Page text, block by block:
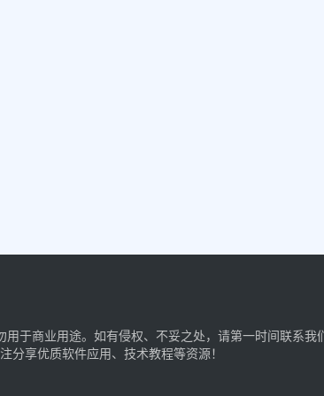
于商业用途。如有侵权、不妥之处，请第一时间联系我
分享优质软件应用、技术教程等资源！